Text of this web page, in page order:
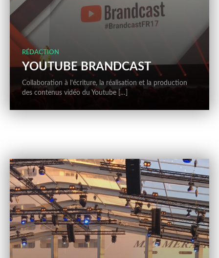
RÉDACTION
YOUTUBE BRANDCAST
Collaboration à l’écriture, la réalisation et la production
des contenus vidéo du Youtube […]